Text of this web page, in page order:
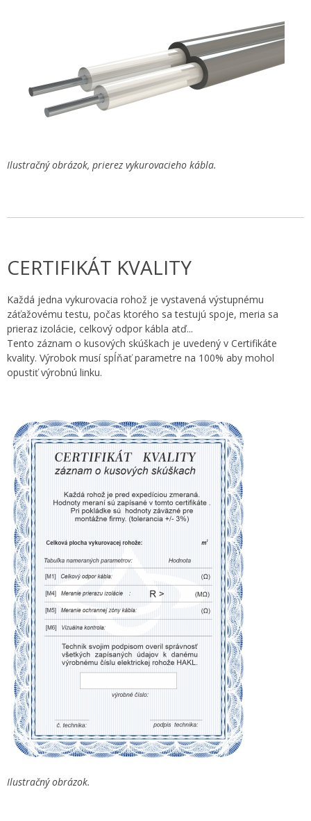
Ilustračný obrázok, prierez vykurovacieho kábla.
CERTIFIKÁT KVALITY
Každá jedna vykurovacia rohož je vystavená výstupnému
záťažovému testu, počas ktorého sa testujú spoje, meria sa
prieraz izolácie, celkový odpor kábla atď...
Tento záznam o kusových skúškach je uvedený v Certifikáte
kvality. Výrobok musí spĺňať parametre na 100% aby mohol
opustiť výrobnú linku.
Ilustračný obrázok.